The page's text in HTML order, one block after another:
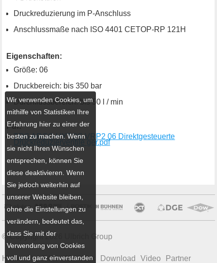
Druckreduzierung im P-Anschluss
Anschlussmaße nach ISO 4401 CETOP-RP 121H
Eigenschaften:
Größe: 06
Druckbereich: bis 350 bar
Durchflussbereich: bis 50 l / min
Pdf:
TDS ARGO HYTOS VRP2 06 Direktgesteuerte
Druckreduzierventile ger.pdf
© Copyright 2026 Ulbrich Group
Home Produkte Aktuelles Download Video Partner
Wir verwenden Cookies, um
mithilfe von Statistiken Ihre
Erfahrung hier zu einer der
besten zu machen. Wenn
sie nicht Ihren Wünschen
entsprechen, können Sie
diese deaktivieren. Wenn
Sie jedoch weiterhin auf
unserer Website bleiben,
ohne die Einstellungen zu
verändern, bedeutet das,
dass Sie mit der
Verwendung von Cookies
voll und ganz einverstanden